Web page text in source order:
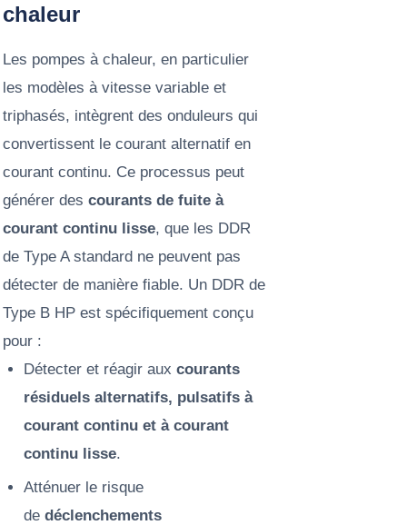
chaleur
Les pompes à chaleur, en particulier
les modèles à vitesse variable et
triphasés, intègrent des onduleurs qui
convertissent le courant alternatif en
courant continu. Ce processus peut
générer des courants de fuite à
courant continu lisse, que les DDR
de Type A standard ne peuvent pas
détecter de manière fiable. Un DDR de
Type B HP est spécifiquement conçu
pour :
Détecter et réagir aux courants
résiduels alternatifs, pulsatifs à
courant continu et à courant
continu lisse.
Atténuer le risque
de déclenchements